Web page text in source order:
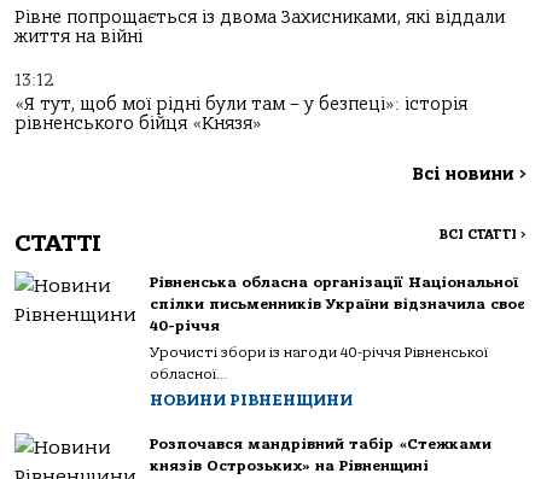
Рівне попрощається із двома Захисниками, які віддали
життя на війні
13:12
«Я тут, щоб мої рідні були там – у безпеці»: історія
рівненського бійця «Князя»
Всі новини >
СТАТТІ ВСІ СТАТТІ >
Рівненська обласна організації Національної
спілки письменників України відзначила своє
40-річчя
Урочисті збори із нагоди 40-річчя Рівненської
обласної...
НОВИНИ РІВНЕНЩИНИ
Розпочався мандрівний табір «Стежками
князів Острозьких» на Рівненщині